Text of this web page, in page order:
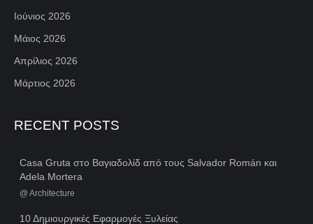
Ιούνιος 2026
Μάιος 2026
Απρίλιος 2026
Μάρτιος 2026
RECENT POSTS
Casa Gruta στο Βαγιαδολίδ από τους Salvador Román και
Adela Mortera
@ Architecture
10 Δημιουργικές Εφαρμογές Ξυλείας